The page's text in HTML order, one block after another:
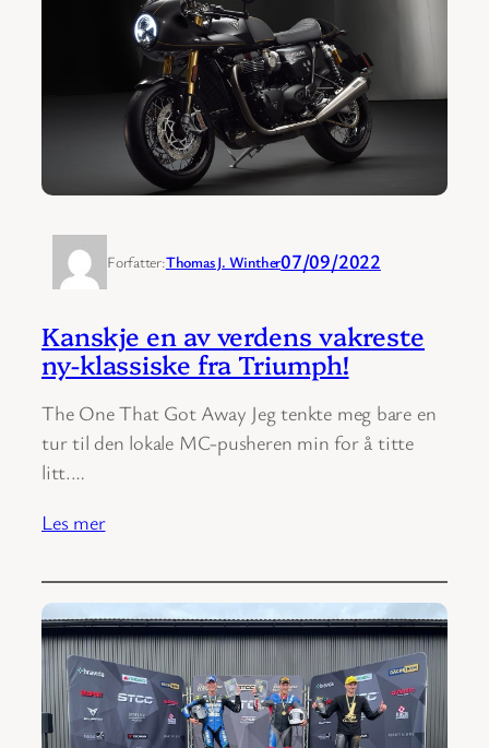
Forfatter:Thomas J. Winther07/09/2022
Kanskje en av verdens vakreste
ny-klassiske fra Triumph!
The One That Got Away Jeg tenkte meg bare en
tur til den lokale MC-pusheren min for å titte
litt.…
Les mer